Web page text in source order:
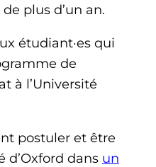
plus d’un an.
étudiant·es qui
de
à l’Université
postuler et être
d’Oxford dans un